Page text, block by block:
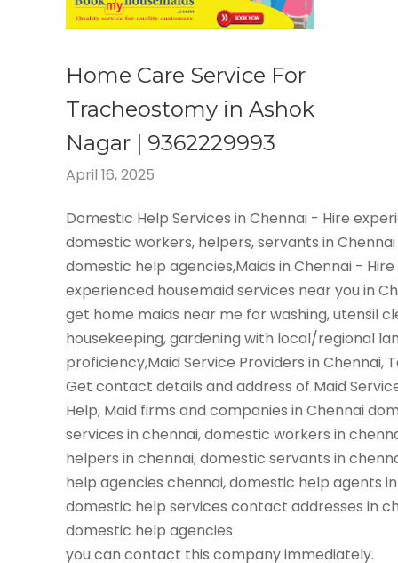
Home Care Service For
Tracheostomy in Ashok
Nagar | 9362229993
April 16, 2025
Domestic Help Services in Chennai - Hire
domestic workers, helpers, servants in
domestic help agencies,Maids in Chennai - Hire
experienced housemaid services near you in
get home maids near me for washing, utensil
housekeeping, gardening with local/regional
proficiency,Maid Service Providers in Chennai,
Get contact details and address of Maid
Help, Maid firms and companies in Chennai
services in chennai, domestic workers in
helpers in chennai, domestic servants in
help agencies chennai, domestic help agents
domestic help services contact addresses in
domestic help agencies
you can contact this company immediately.